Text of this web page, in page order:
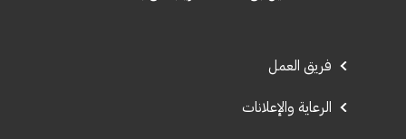
فريق العمل
الرعاية والإعلانات